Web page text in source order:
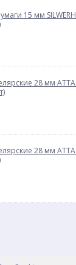
15 мм
28 мм
28 мм